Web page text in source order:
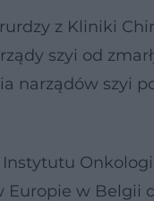
z Kliniki
szyi od
narządów szyi
w Belgii